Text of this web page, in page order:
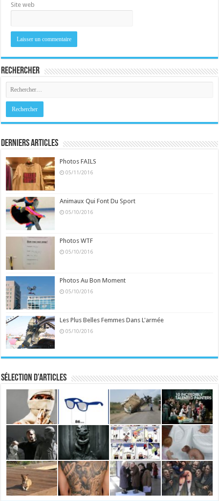
Site web
Rechercher
Derniers Articles
Photos FAILS
05/11/2016
Animaux Qui Font Du Sport
05/10/2016
Photos WTF
05/10/2016
Photos Au Bon Moment
05/10/2016
Les Plus Belles Femmes Dans L'armée
05/10/2016
Sélection d’articles